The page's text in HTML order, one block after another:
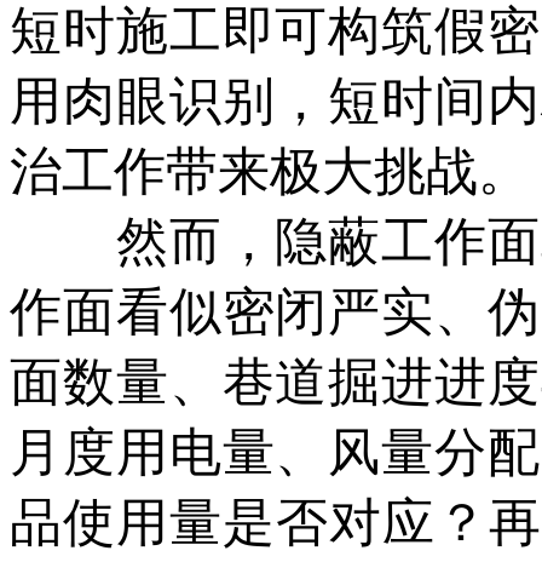
短时施工即可构筑假
用肉眼识别，短时间
治工作带来极大挑战。
然而，隐蔽工作面
作面看似密闭严实、
面数量、巷道掘进进
月度用电量、风量分
品使用量是否对应？